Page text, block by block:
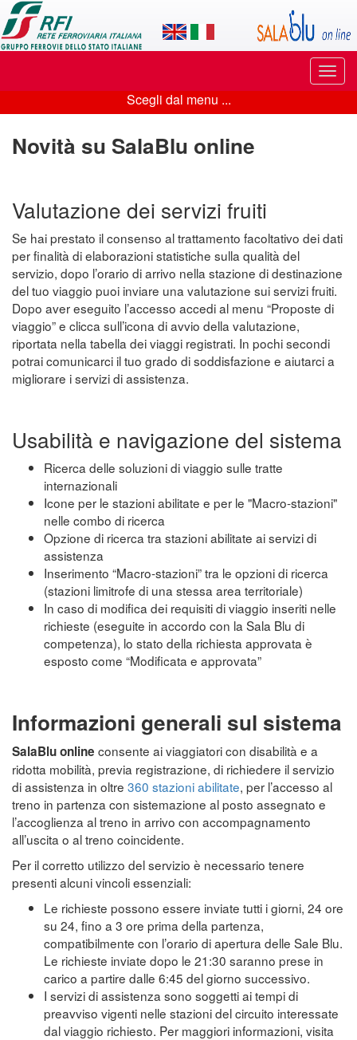
Applicazione
SalaBlu
Online
di
Rete
Ferroviaria
di
Scegli
dal
menu
Scegli dal menu ...
Novità su SalaBlu online
Valutazione dei servizi fruiti
Se hai prestato il consenso al trattamento facoltativo dei dati
per finalità di elaborazioni statistiche sulla qualità del
servizio, dopo l’orario di arrivo nella stazione di destinazione
del tuo viaggio puoi inviare una valutazione sui servizi fruiti.
Dopo aver eseguito l’accesso accedi al menu “Proposte di
viaggio” e clicca sull’icona di avvio della valutazione,
riportata nella tabella dei viaggi registrati. In pochi secondi
potrai comunicarci il tuo grado di soddisfazione e aiutarci a
migliorare i servizi di assistenza.
Usabilità e navigazione del sistema
Ricerca delle soluzioni di viaggio sulle tratte
internazionali
Icone per le stazioni abilitate e per le "Macro-stazioni"
nelle combo di ricerca
Opzione di ricerca tra stazioni abilitate ai servizi di
assistenza
Inserimento “Macro-stazioni” tra le opzioni di ricerca
(stazioni limitrofe di una stessa area territoriale)
In caso di modifica dei requisiti di viaggio inseriti nelle
richieste (eseguite in accordo con la Sala Blu di
competenza), lo stato della richiesta approvata è
esposto come “Modificata e approvata”
Informazioni generali sul sistema
SalaBlu online consente ai viaggiatori con disabilità e a
ridotta mobilità, previa registrazione, di richiedere il servizio
di assistenza in oltre 360 stazioni abilitate, per l’accesso al
treno in partenza con sistemazione al posto assegnato e
l’accoglienza al treno in arrivo con accompagnamento
all’uscita o al treno coincidente.
Per il corretto utilizzo del servizio è necessario tenere
presenti alcuni vincoli essenziali:
Le richieste possono essere inviate tutti i giorni, 24 ore
su 24, fino a 3 ore prima della partenza,
compatibilmente con l’orario di apertura delle Sale Blu.
Le richieste inviate dopo le 21:30 saranno prese in
carico a partire dalle 6:45 del giorno successivo.
I servizi di assistenza sono soggetti ai tempi di
preavviso vigenti nelle stazioni del circuito interessate
dal viaggio richiesto. Per maggiori informazioni, visita